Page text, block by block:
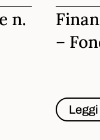
n.
–